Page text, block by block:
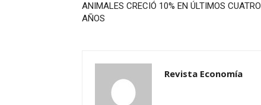
ANIMALES CRECIÓ 10% EN ÚLTIMOS CUATRO
AÑOS
Revista Economía